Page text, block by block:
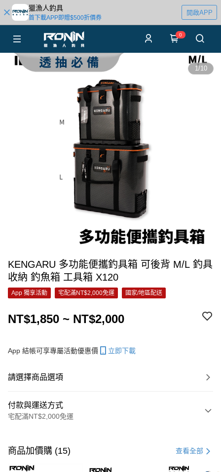
獵漁人釣具
首下載APP即贈$500折價券
開啟APP
0
1/10
KENGARU 多功能便攜釣具箱 可後背 M/L 釣具
收納 釣魚箱 工具箱 X120
App 獨享活動 宅配滿NT$2,000免運 國家/地區配送
NT$1,850 ~ NT$2,000
App 結帳可享專屬活動優惠價 立即下載
請選擇商品選項
付款與運送方式
宅配滿NT$2,000免運
信用卡一次付款
信用卡分期付款
商品加價購 (15) 查看全部